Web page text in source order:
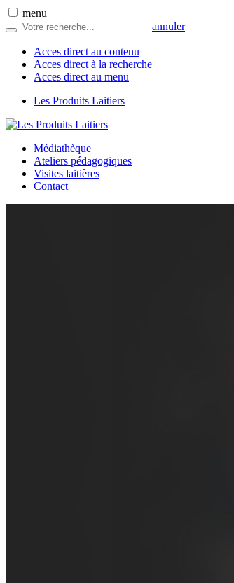
menu
annuler
Acces direct au contenu
Acces direct à la recherche
Acces direct au menu
Les Produits Laitiers
Médiathèque
Ateliers pédagogiques
Visites laitières
Contact